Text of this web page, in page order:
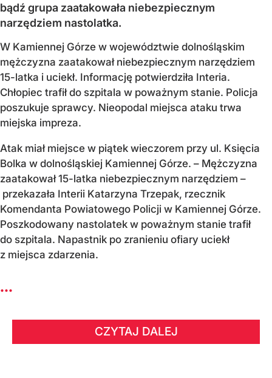
bądź grupa zaatakowała niebezpiecznym
narzędziem nastolatka.
W Kamiennej Górze w województwie dolnośląskim
mężczyzna zaatakował niebezpiecznym narzędziem
15-latka i uciekł. Informację potwierdziła Interia.
Chłopiec trafił do szpitala w poważnym stanie. Policja
poszukuje sprawcy. Nieopodal miejsca ataku trwa
miejska impreza.
Atak miał miejsce w piątek wieczorem przy ul. Księcia
Bolka w dolnośląskiej Kamiennej Górze. – Mężczyzna
zaatakował 15-latka niebezpiecznym narzędziem –
przekazała Interii Katarzyna Trzepak, rzecznik
Komendanta Powiatowego Policji w Kamiennej Górze.
Poszkodowany nastolatek w poważnym stanie trafił
do szpitala. Napastnik po zranieniu ofiary uciekł
z miejsca zdarzenia.
...
CZYTAJ DALEJ